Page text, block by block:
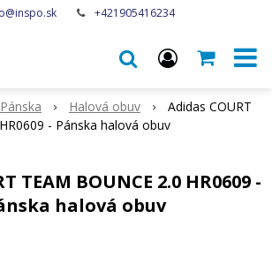
+421905416234
Pánska Halová obuv
Adidas COURT
- Pánska halová obuv
TEAM BOUNCE 2.0 HR0609 -
halová obuv